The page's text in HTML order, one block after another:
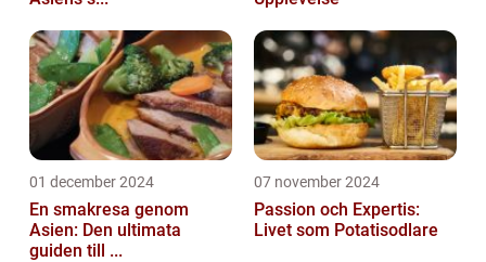
01 december 2024
En smakresa genom
Asien: Den ultimata
guiden till ...
07 november 2024
Passion och Expertis:
Livet som Potatisodlare